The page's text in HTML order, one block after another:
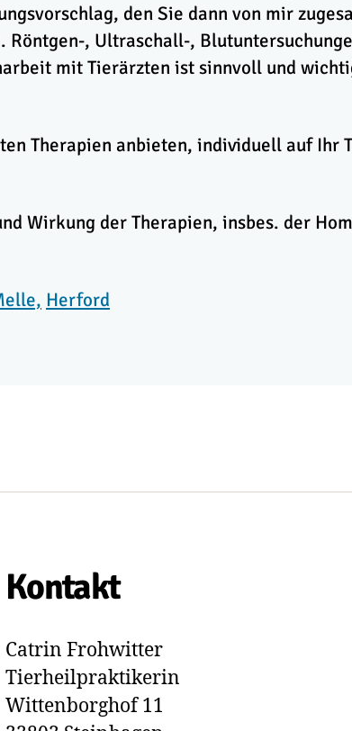
den Sie dann von mir
, Ultraschall-,
mit Tierärzten ist sinnvoll und
Therapien anbieten, individuell auf Ihr
Wirkung der Therapien, insbes. der
Herford
Kontakt
Catrin Frohwitter
Tierheilpraktikerin
Wittenborghof 11